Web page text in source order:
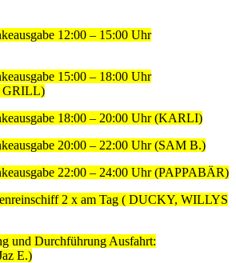
12:00 – 15:00 Uhr
15:00 – 18:00 Uhr
18:00 – 20:00 Uhr (KARLI)
20:00 – 22:00 Uhr (SAM B.)
22:00 – 24:00 Uhr (PAPPABÄR)
2 x am Tag ( DUCKY, WILLYS
und Durchführung Ausfahrt:
E.)